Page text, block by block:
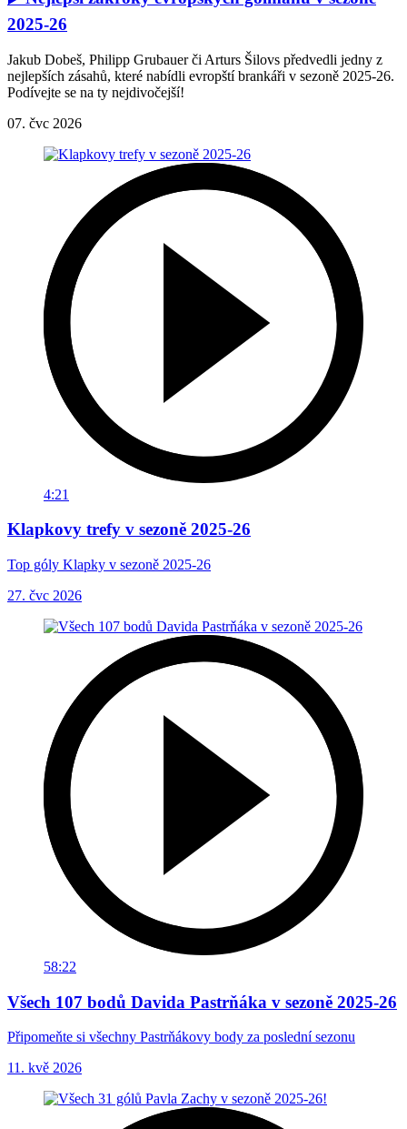
2025-26
Jakub Dobeš, Philipp Grubauer či Arturs Šilovs předvedli jedny z
nejlepších zásahů, které nabídli evropští brankáři v sezoně 2025-26.
Podívejte se na ty nejdivočejší!
07. čvc 2026
4:21
Klapkovy trefy v sezoně 2025-26
Top góly Klapky v sezoně 2025-26
27. čvc 2026
58:22
Všech 107 bodů Davida Pastrňáka v sezoně 2025-26
Připomeňte si všechny Pastrňákovy body za poslední sezonu
11. kvě 2026